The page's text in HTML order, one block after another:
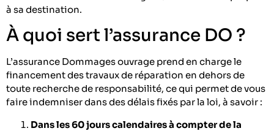
à sa destination.
À quoi sert l’assurance DO ?
L’assurance Dommages ouvrage prend en charge le
financement des travaux de réparation en dehors de
toute recherche de responsabilité, ce qui permet de vous
faire indemniser dans des délais fixés par la loi, à savoir :
Dans les 60 jours calendaires à compter de la